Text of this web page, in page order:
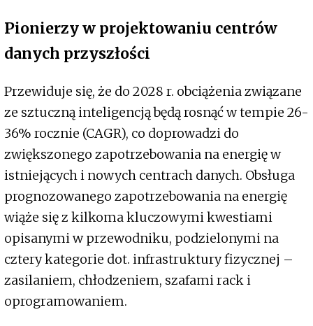
Pionierzy w projektowaniu centrów
danych przyszłości
Przewiduje się, że do 2028 r. obciążenia związane
ze sztuczną inteligencją będą rosnąć w tempie 26-
36% rocznie (CAGR), co doprowadzi do
zwiększonego zapotrzebowania na energię w
istniejących i nowych centrach danych. Obsługa
prognozowanego zapotrzebowania na energię
wiąże się z kilkoma kluczowymi kwestiami
opisanymi w przewodniku, podzielonymi na
cztery kategorie dot. infrastruktury fizycznej –
zasilaniem, chłodzeniem, szafami rack i
oprogramowaniem.